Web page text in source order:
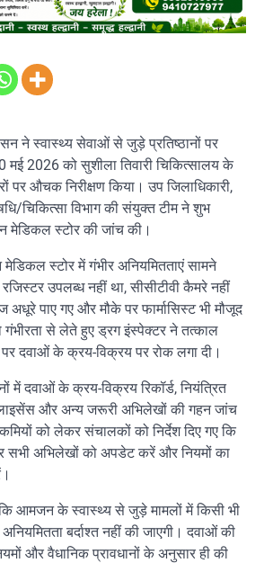
ने स्वास्थ्य सेवाओं से जुड़े प्रतिष्ठानों पर
2026 को सुशीला तिवारी चिकित्सालय के
पर औचक निरीक्षण किया। उप जिलाधिकारी,
चिकित्सा विभाग की संयुक्त टीम ने शुभ
मेडिकल स्टोर की जांच की।
मेडिकल स्टोर में गंभीर अनियमितताएं सामने
उपलब्ध नहीं था, सीसीटीवी कैमरे नहीं
पाए गए और मौके पर फार्मासिस्ट भी मौजूद
गंभीरता से लेते हुए ड्रग इंस्पेक्टर ने तत्काल
दवाओं के क्रय-विक्रय पर रोक लगा दी।
में दवाओं के क्रय-विक्रय रिकॉर्ड, नियंत्रित
और अन्य जरूरी अभिलेखों की गहन जांच
को लेकर संचालकों को निर्देश दिए गए कि
सभी अभिलेखों को अपडेट करें और नियमों का
आमजन के स्वास्थ्य से जुड़े मामलों में किसी भी
बर्दाश्त नहीं की जाएगी। दवाओं की
और वैधानिक प्रावधानों के अनुसार ही की